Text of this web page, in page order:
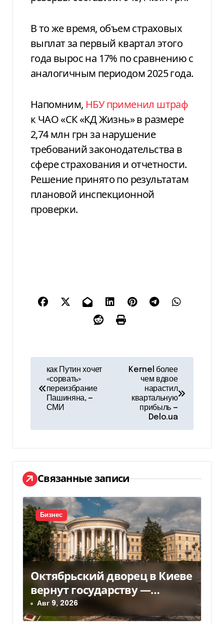
В то же время, объем страховых
выплат за первый квартал этого
года вырос на 17% по сравнению с
аналогичным периодом 2025 года.
Напомним, НБУ применил штраф
к ЧАО «СК «КД Жизнь» в размере
2,74 млн грн за нарушение
требований законодательства в
сфере страхования и отчетности.
Решение принято по результатам
плановой инспекционной
проверки.
и
г
а
ц
и
я
п
о
з
а
как Путин хочет
«сорвать»
переизбрание
Пашиняна, —
СМИ
Kernel более
чем вдвое
нарастил
квартальную
прибыль —
Delo.ua
Связанные записи
Бизнес
Октябрьский дворец в Киеве
вернут государству —
решение суда — Delo.ua
Авг 9, 2026